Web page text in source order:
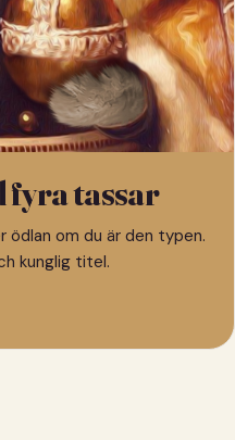
fyra tassar
ödlan om du är den typen.
kunglig titel.